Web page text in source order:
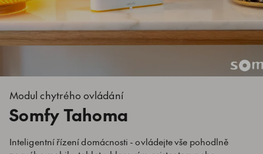
Modul chytrého ovládání
Somfy Tahoma
Inteligentní řízení domácnosti - ovládejte vše pohodlně